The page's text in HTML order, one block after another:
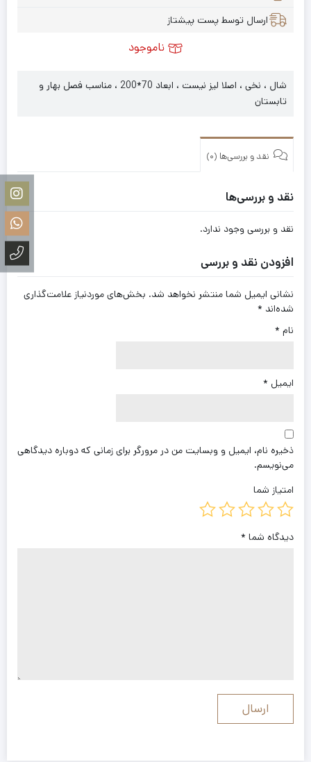
ارسال توسط پست پیشتاز
ناموجود
شال ، نخی ، اصلا لیز نیست ، ابعاد 70*200 ، مناسب فصل بهار و
تابستان
نقد و بررسی‌ها (0)
نقد و بررسی‌ها
نقد و بررسی وجود ندارد.
افزودن نقد و بررسی
نشانی ایمیل شما منتشر نخواهد شد. بخش‌های موردنیاز علامت‌گذاری
شده‌اند *
نام *
ایمیل *
ذخیره نام، ایمیل و وبسایت من در مرورگر برای زمانی که دوباره دیدگاهی
می‌نویسم.
امتیاز شما
دیدگاه شما *